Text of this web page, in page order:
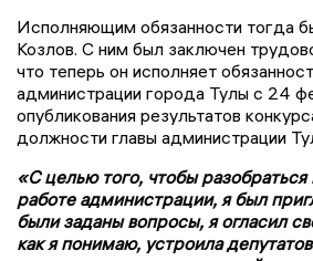
Исполняющим обязанности тогда
Козлов. С ним был заключен
что теперь он исполняет
администрации города Тулы с 24
опубликования результатов
должности главы администрации
«С целью того, чтобы
работе администрации, я был
были заданы вопросы, я огласил
как я понимаю, устроила